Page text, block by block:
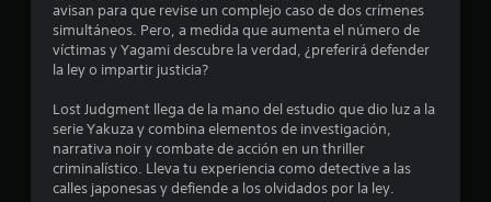
e
n
1
1
avisan para que revise un complejo caso de dos crímenes
simultáneos. Pero, a medida que aumenta el número de
víctimas y Yagami descubre la verdad, ¿preferirá defender
la ley o impartir justicia?
Lost Judgment llega de la mano del estudio que dio luz a la
serie Yakuza y combina elementos de investigación,
narrativa noir y combate de acción en un thriller
criminalístico. Lleva tu experiencia como detective a las
calles japonesas y defiende a los olvidados por la ley.